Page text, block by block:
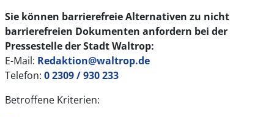
Sie können barrierefreie Alternativen zu nicht
barrierefreien Dokumenten anfordern bei der
Pressestelle der Stadt Waltrop:
E-Mail: Redaktion@waltrop.de
Telefon: 0 2309 / 930 233
Betroffene Kriterien: